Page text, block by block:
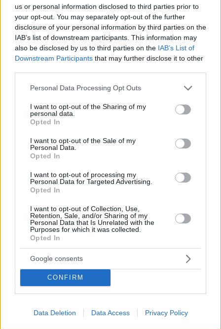
us or personal information disclosed to third parties prior to
your opt-out. You may separately opt-out of the further
disclosure of your personal information by third parties on the
IAB’s list of downstream participants. This information may
also be disclosed by us to third parties on the IAB’s List of
Downstream Participants that may further disclose it to other
Please note that this website/app uses one or more Google
not limited to your visit or usage behaviour. You may click to
grant or deny consent to Google and its third-party tags to
use your data for below specified purposes in below Google
consent section.
Personal Data Processing Opt Outs
I want to opt-out of the Sharing of my
personal data.
Opted In
I want to opt-out of the Sale of my
Personal Data.
Opted In
I want to opt-out of processing my
Personal Data for Targeted Advertising.
Opted In
I want to opt-out of Collection, Use,
Retention, Sale, and/or Sharing of my
Personal Data that Is Unrelated with the
Purposes for which it was collected.
Opted In
Google consents
CONFIRM
Data Deletion Data Access Privacy Policy
misure che considera discriminatorie e ha anche intrapreso
azioni legali per i precedenti controlli dei prezzi, che ha
dichiarato di aver vinto.
La Commissione Europea haconfermatoin precedenza che
stava esaminando i reclami sul regime fiscale ungherese per la
sproporzionato le catene di proprietà straniera. Separatamente,
SPAR è stata al centro di una più ampia disputa politico-
mediatica in Ungheria su affermazioni e controaffermazioni
proprietarie.
carburante, l’approvvigionamento energetico dell’Ungheria
affronta una doppia minaccia – Briefing del Governo
Per ora, SPAR non annuncia un’uscita immediata. Il
messaggio dell’amministratore delegato è condizionato: il
Ungheria non può essere ripristinata senza un ambiente
politico più prevedibile e meno punitivo.
La domanda chiave è se il governo ungherese modificherà le
regole che riguardano i principali rivenditori di generi
alimentari – o se manterrà l’attuale mix di tasse sul settore e
interventi sui prezzi/margini. In ogni caso, l’avvertimento di
SPAR aggiunge nuova pressione ad un dibattito che riguarda
non solo il futuro di una catena, ma anche la concorrenza, gli
investimenti e i prezzi dei supermercati in un mercato in cui i
importante.